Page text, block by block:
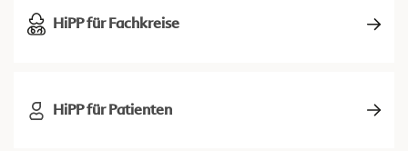
HiPP für Fachkreise
HiPP für Patienten